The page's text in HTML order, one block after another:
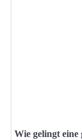
Wie gelingt